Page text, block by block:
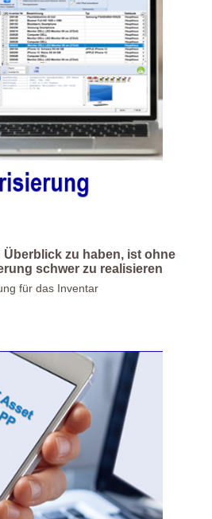
Überblick zu haben, ist ohne
schwer zu realisieren
für das Inventar